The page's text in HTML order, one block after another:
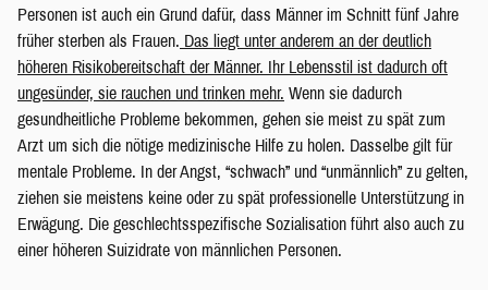
Personen ist auch ein Grund dafür, dass Männer im Schnitt fünf Jahre
früher sterben als Frauen. Das liegt unter anderem an der deutlich
höheren Risikobereitschaft der Männer. Ihr Lebensstil ist dadurch oft
ungesünder, sie rauchen und trinken mehr. Wenn sie dadurch
gesundheitliche Probleme bekommen, gehen sie meist zu spät zum
Arzt um sich die nötige medizinische Hilfe zu holen. Dasselbe gilt für
mentale Probleme. In der Angst, “schwach” und “unmännlich” zu gelten,
ziehen sie meistens keine oder zu spät professionelle Unterstützung in
Erwägung. Die geschlechtsspezifische Sozialisation führt also auch zu
einer höheren Suizidrate von männlichen Personen.